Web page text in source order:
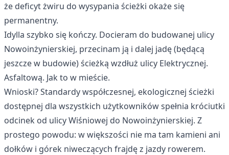
że deficyt żwiru do wysypania ścieżki okaże się
permanentny.
Idylla szybko się kończy. Docieram do budowanej ulicy
Nowoinżynierskiej, przecinam ją i dalej jadę (będącą
jeszcze w budowie) ścieżką wzdłuż ulicy Elektrycznej.
Asfaltową. Jak to w mieście.
Wnioski? Standardy współczesnej, ekologicznej ścieżki
dostępnej dla wszystkich użytkowników spełnia króciutki
odcinek od ulicy Wiśniowej do Nowoinżynierskiej. Z
prostego powodu: w większości nie ma tam kamieni ani
dołków i górek niweczących frajdę z jazdy rowerem.